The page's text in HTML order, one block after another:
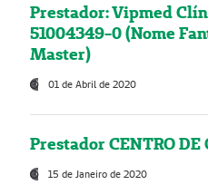
Prestador: Vipmed
51004349-0 (Nome
Master)
01 de Abril de 2020
Prestador CENTRO DE
15 de Janeiro de 2020